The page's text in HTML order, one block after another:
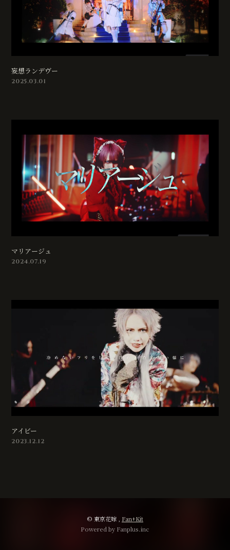
妄想ランデヴー
2025.03.01
マリアージュ
2024.07.19
アイビー
2023.12.12
© 東京花嫁 , Fan+Kit
Powered by Fanplus.inc